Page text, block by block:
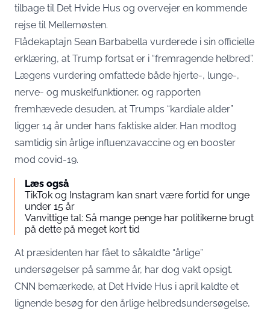
tilbage til Det Hvide Hus og overvejer en kommende
rejse til Mellemøsten.
Flådekaptajn Sean Barbabella vurderede i sin officielle
erklæring, at Trump fortsat er i “fremragende helbred”.
Lægens vurdering omfattede både hjerte-, lunge-,
nerve- og muskelfunktioner, og rapporten
fremhævede desuden, at Trumps “kardiale alder”
ligger 14 år under hans faktiske alder. Han modtog
samtidig sin årlige influenzavaccine og en booster
mod covid-19.
Læs også
TikTok og Instagram kan snart være fortid for unge
under 15 år
Vanvittige tal: Så mange penge har politikerne brugt
på dette på meget kort tid
At præsidenten har fået to såkaldte “årlige”
undersøgelser på samme år, har dog vakt opsigt.
CNN bemærkede, at Det Hvide Hus i april kaldte et
lignende besøg for den årlige helbredsundersøgelse,